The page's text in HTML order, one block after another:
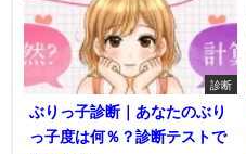
診断
ぶりっ子診断｜あなたのぶり
っ子度は何％？診断テストで